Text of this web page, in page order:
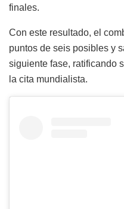
finales.
Con este resultado, el
puntos de seis posibles y
siguiente fase, ratificando
la cita mundialista.